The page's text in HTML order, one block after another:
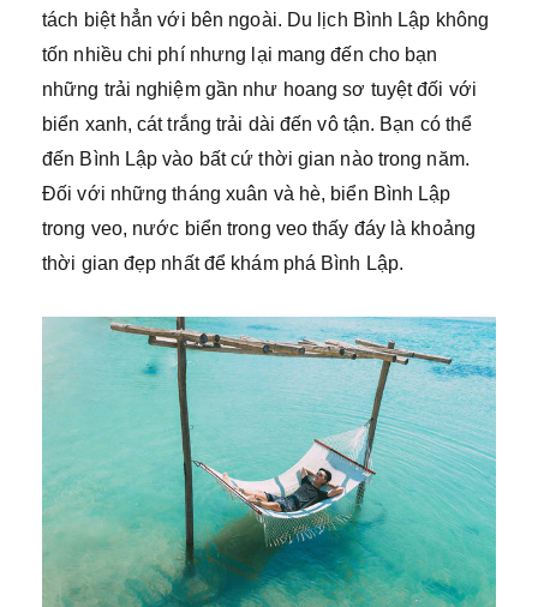
tách biệt hẳn với bên ngoài. Du lịch Bình Lập không
tốn nhiều chi phí nhưng lại mang đến cho bạn
những trải nghiệm gần như hoang sơ tuyệt đối với
biển xanh, cát trắng trải dài đến vô tận. Bạn có thể
đến Bình Lập vào bất cứ thời gian nào trong năm.
Đối với những tháng xuân và hè, biển Bình Lập
trong veo, nước biển trong veo thấy đáy là khoảng
thời gian đẹp nhất để khám phá Bình Lập.